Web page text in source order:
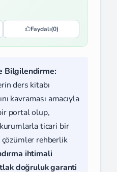
Faydalı(0)
Bilgilendirme:
ders kitabı
kavraması amacıyla
portal olup,
ticari bir
çözümler rehberlik
ihtimali
doğruluk garanti